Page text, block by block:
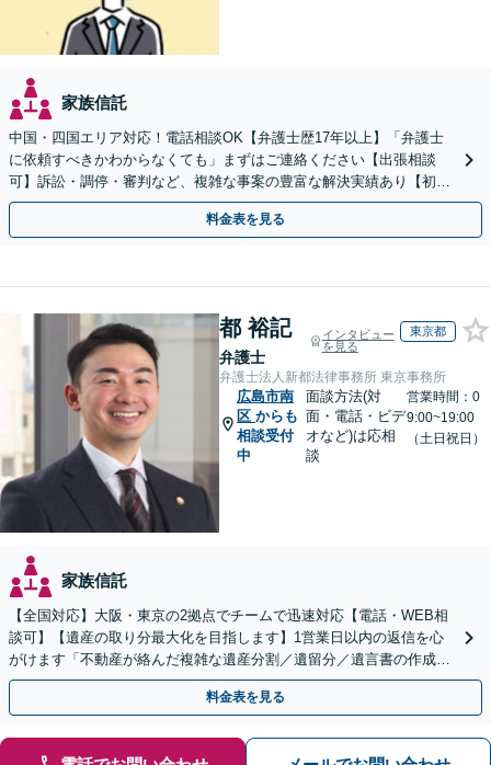
家族信託
中国・四国エリア対応！電話相談OK【弁護士歴17年以上】「弁護士
に依頼すべきかわからなくても」まずはご連絡ください【出張相談
可】訴訟・調停・審判など、複雑な事案の豊富な解決実績あり【初回
相談無料】初回面談のみで解決できるケースもあります
料金表を見る
都 裕記
弁護士
インタビュー
を見る
東京都
弁護士法人新都法律事務所 東京事務所
広島市南
区 からも
相談受付
中
面談方法(対
面・電話・ビデ
オなど)は応相
談
営業時間：0
9:00~19:00
（土日祝日）
家族信託
【全国対応】大阪・東京の2拠点でチームで迅速対応【電話・WEB相
談可】【遺産の取り分最大化を目指します】1営業日以内の返信を心
がけます「不動産が絡んだ複雑な遺産分割／遺留分／遺言書の作成・
執行／事業承継など、お任せください」【休日相談あり】
料金表を見る